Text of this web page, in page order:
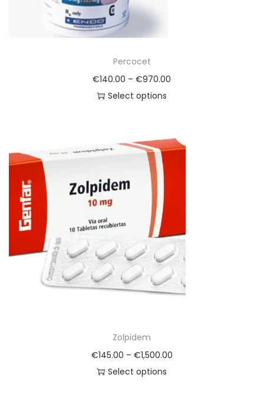
Percocet
€140.00 – €970.00
Select options
Zolpidem
€145.00 – €1,500.00
Select options